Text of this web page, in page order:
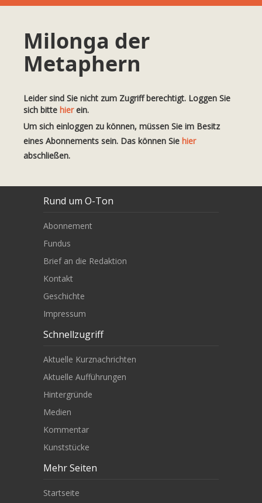
Milonga der
Metaphern
Leider sind Sie nicht zum Zugriff berechtigt. Loggen Sie
sich bitte hierein.
Um sich einloggen zu können, müssen Sie im Besitz
eines Abonnements sein. Das können Sie hier
abschließen.
Rund um O-Ton
Abonnement
Fundus
Brief an die Redaktion
Kontakt
Geschichte
Impressum
Schnellzugriff
Aktuelle Kurznachrichten
Aktuelle Aufführungen
Hintergründe
Medien
Kommentar
Kunststücke
Mehr Seiten
Startseite